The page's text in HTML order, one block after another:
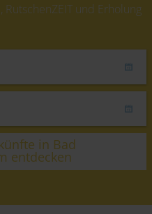
und Erholung
in Bad
entdecken